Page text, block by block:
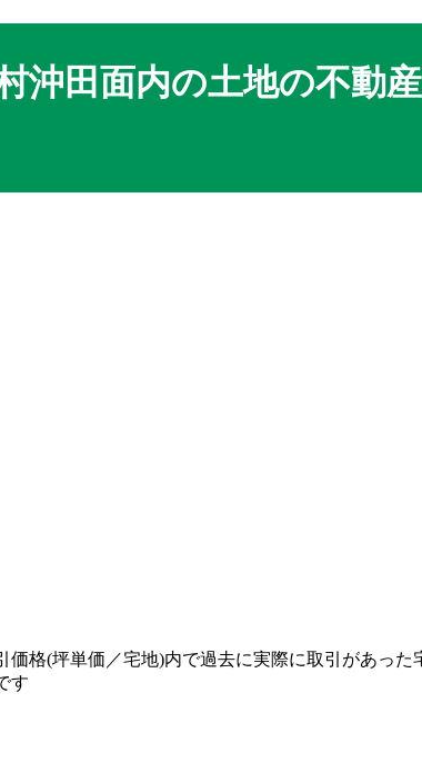
沖田面内の土地の不動
格(坪単価／宅地)内で過去に実際に取引があった
す